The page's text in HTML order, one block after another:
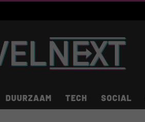
DUURZAAM TECH SOCIAL